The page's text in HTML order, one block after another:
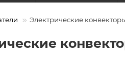
Электрические